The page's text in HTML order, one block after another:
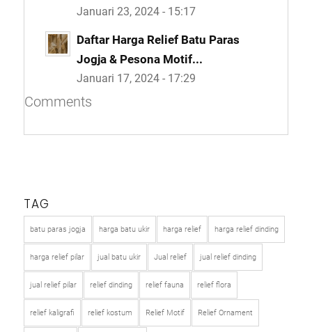
Januari 23, 2024 - 15:17
Daftar Harga Relief Batu Paras
Jogja & Pesona Motif...
Januari 17, 2024 - 17:29
Comments
TAG
batu paras jogja harga batu ukir harga relief harga relief dinding
harga relief pilar jual batu ukir Jual relief jual relief dinding
jual relief pilar relief dinding relief fauna relief flora
relief kaligrafi relief kostum Relief Motif Relief Ornament